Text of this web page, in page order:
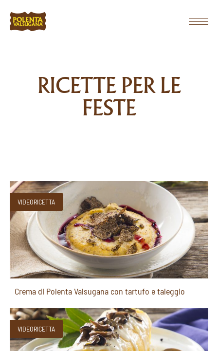
RICETTE PER LE
FESTE
VIDEORICETTA
Crema di Polenta Valsugana con tartufo e taleggio
VIDEORICETTA